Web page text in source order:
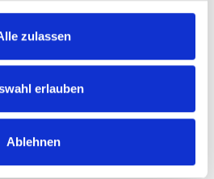
zulassen
erlauben
Ablehnen